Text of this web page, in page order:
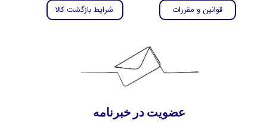
شرایط بازگشت کالا
قوانین و مقررات